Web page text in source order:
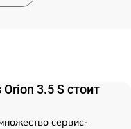
3.5 S стоит
сервис-